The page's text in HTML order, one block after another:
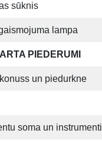
sūknis
lampa
PIEDERUMI
un piedurkne
soma un instrumenti